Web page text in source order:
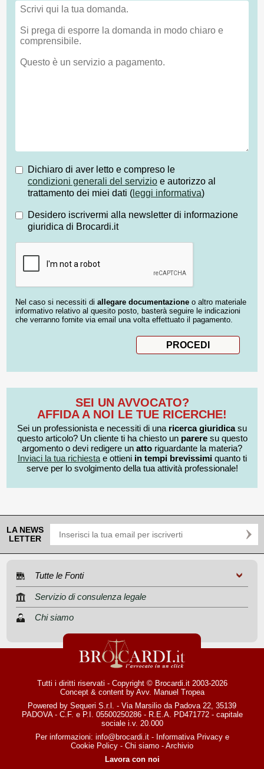
Dichiaro di aver letto e compreso le
condizioni generali del servizio e autorizzo al
trattamento dei miei dati ( leggi informativa)
Desidero iscrivermi alla newsletter di informazione
giuridica di Brocardi.it
Nel caso si necessiti di allegare documentazione o altro materiale
informativo relativo al quesito posto, basterà seguire le indicazioni
che verranno fornite via email una volta effettuato il pagamento.
SEI UN AVVOCATO?
AFFIDA A NOI LE TUE RICERCHE!
Sei un professionista e necessiti di una ricerca giuridicasu
questo articolo? Un cliente ti ha chiesto un pareresu questo
argomento o devi redigere un atto riguardante la materia?
Inviaci la tua richiestae ottieni in tempi brevissimiquanto ti
serve per lo svolgimento della tua attività professionale!
LA NEWS
LETTER
Tutte le Fonti
Servizio di consulenza legale
Chi siamo
Tutti i diritti riservati - Copyright © Brocardi.it 2003-2026
Concept & content by Avv. Manuel Tropea
Powered by Sequeri S.r.l. - Via Marsilio da Padova 22, 35139
PADOVA - C.F. e P.I. 05500250286 - R.E.A. PD471772 - capitale
sociale i.v. 20.000
Per informazioni: info@brocardi.it- Informativa Privacye
Cookie Policy - Chi siamo - Archivio
Lavora con noi